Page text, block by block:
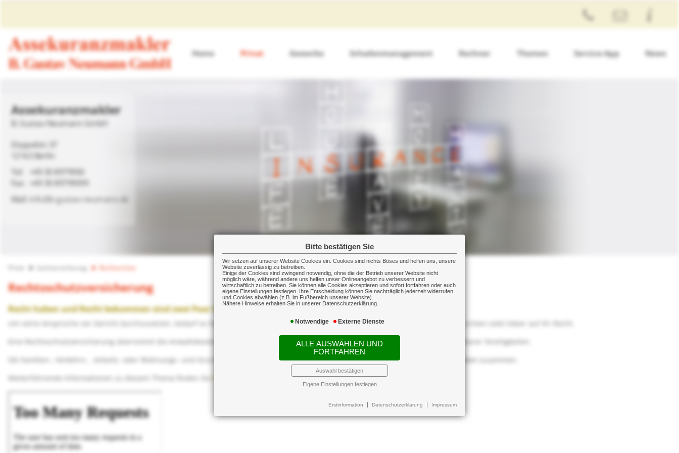
Bitte bestätigen Sie
Wir setzen auf unserer Website Cookies ein. Cookies sind nichts Böses und helfen uns, unsere
Website zuverlässig zu betreiben.
Einige der Cookies sind zwingend notwendig, ohne die der Betrieb unserer Website nicht
möglich wäre, während andere uns helfen unser Onlineangebot zu verbessern und
wirtschaftlich zu betreiben. Sie können alle Cookies akzeptieren und sofort fortfahren oder auch
eigene Einstellungen festlegen. Ihre Entscheidung können Sie nachträglich jederzeit widerrufen
und Cookies abwählen (z.B. im Fußbereich unserer Website).
Nähere Hinweise erhalten Sie in unserer Datenschutzerklärung.
Notwendige Externe Dienste
ALLE AUSWÄHLEN UND
FORTFAHREN
Auswahl bestätigen
Eigene Einstellungen festlegen
Erstinformation Datenschutzerklärung Impressum
Home Privat Gewerbe Schadenmanagement Rechner Themen Service-App News
Assekuranzmakler
B. Gustav Neumann GmbH
Düppelstr.37
12163 Berlin
+49 30 8979900
+49 30 89799099
info@b-gustav-neumann.de
Sachversicherung Rechtsschutz
Rechtsschutzversicherung
Recht haben und Recht bekommen sind zwei Paar Schuhe
Um seine Ansprüche vor Gericht durchzusetzen, bedarf es häufig anwaltlicher Hilfe. Das kann teuer werden und an diesem Punkt verzichten viele lieber auf ihr Recht.
Eine Rechtsschutzversicherung übernimmt die Anwaltskosten. Die Liste der Rechtsschutzversicherungen ist so lang wie die Liste denkbarer Streitigkeiten.
Ob Familien-, Verkehrs- , Arbeits- oder Wohnungs- und Grundstücksrechtsschutz, wir prüfen Ihren Bedarf und stellen ein optimales Paket zusammen.
Weiterführende Informationen zu diesem Thema finden Sie